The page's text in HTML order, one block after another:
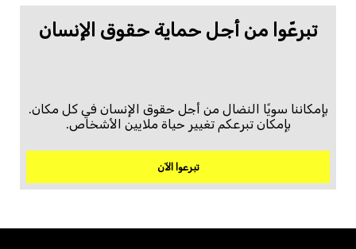
تبرعّوا من أجل حماية حقوق الإنسان
بإمكاننا سويًا النضال من أجل حقوق الإنسان في كل مكان.
بإمكان تبرعكم تغيير حياة ملايين الأشخاص.
تبرعوا الآن